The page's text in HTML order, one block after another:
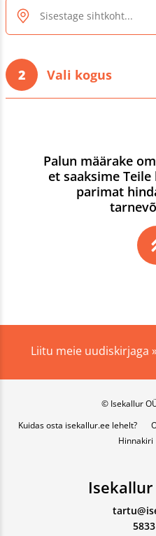
2 Vali kogus
Palun määrake
et saaksime
parimat
Liitu meie uudiskirjaga
© Isekallur
Kuidas osta isekallur.ee lehelt?
Hinnakiri